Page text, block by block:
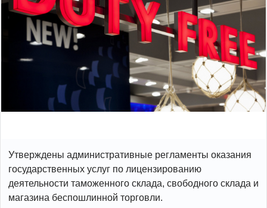
Утверждены административные регламенты оказания
государственных услуг по лицензированию
деятельности таможенного склада, свободного склада и
магазина беспошлинной торговли.